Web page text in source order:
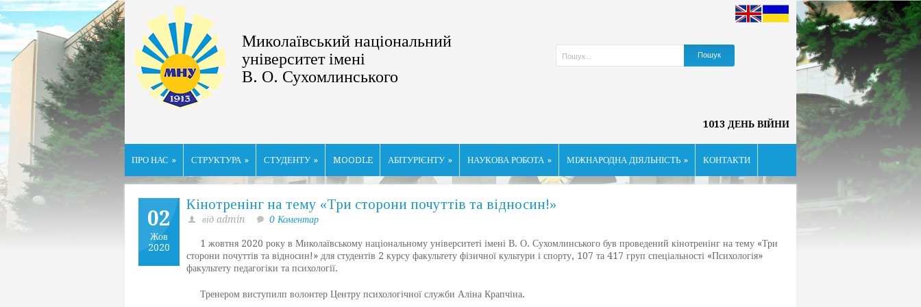
Миколаївський національний
університет імені
В. О. Сухомлинського
1013 ДЕНЬ ВІЙНИ
ПРО НАС » СТРУКТУРА » СТУДЕНТУ » MOODLE АБІТУРІЄНТУ » НАУКОВА РОБОТА » МІЖНАРОДНА ДІЯЛЬНІСТЬ » КОНТАКТИ
02
Жов
2020
Кінотренінг на тему «Три сторони почуттів та відносин!»
від admin 0 Коментар
1 жовтня 2020 року в Миколаївському національному університеті імені В. О. Сухомлинського був проведений кінотренінг на тему «Три
сторони почуттів та відносин!» для студентів 2 курсу факультету фізичної культури і спорту, 107 та 417 груп спеціальності «Психологія»
факультету педагогіки та психології.
Тренером виступилп волонтер Центру психологічної служби Аліна Крапчіна.